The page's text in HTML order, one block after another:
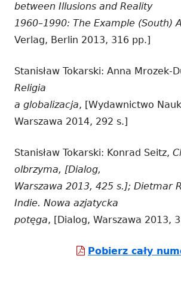
between Illusions and Reality
1960–1990: The Example (South)
Verlag, Berlin 2013, 316 pp.]
Stanisław Tokarski: Anna Mrozek-
Religia
a globalizacja, [Wydawnictwo
Warszawa 2014, 292 s.]
Stanisław Tokarski: Konrad Seitz,
olbrzyma, [Dialog,
Warszawa 2013, 425 s.]; Dietmar
Indie. Nowa azjatycka
potęga, [Dialog, Warszawa 2013,
Pobierz cały